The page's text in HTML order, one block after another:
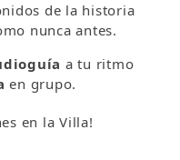
de la historia
nunca antes.
a tu ritmo
en grupo.
en la Villa!